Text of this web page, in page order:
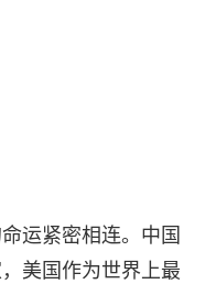
运紧密相连。中国
美国作为世界上最